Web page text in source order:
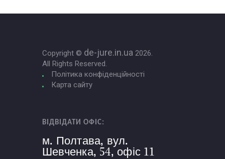
Copyright © de-jure.in.ua 2026.
All Rights Reserved.
Політика конфіденційності
Карта сайту
ВІДВІДАТИ ОФІС:
м. Полтава, вул.
Шевченка, 54, офіс 11